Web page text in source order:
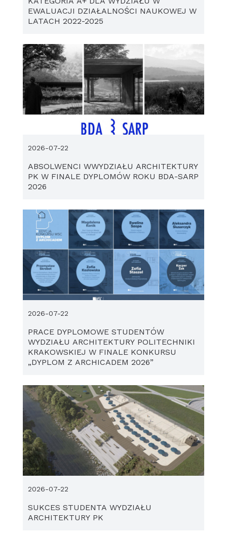
EWALUACJI DZIAŁALNOŚCI NAUKOWEJ W
LATACH 2022-2025
ABSOLWENCI WWYDZIAŁU ARCHITEKTURY
PK W FINALE DYPLOMÓW ROKU BDA-SARP
2026
2026-07-22
PRACE DYPLOMOWE STUDENTÓW
WYDZIAŁU ARCHITEKTURY POLITECHNIKI
KRAKOWSKIEJ W FINALE KONKURSU
„DYPLOM Z ARCHICADEM 2026”
2026-07-22
SUKCES STUDENTA WYDZIAŁU
ARCHITEKTURY PK
2026-07-22